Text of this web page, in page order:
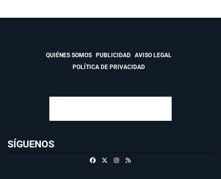
QUIÉNES SOMOS PUBLICIDAD
AVISO LEGAL
POLÍTICA DE PRIVACIDAD
SÍGUENOS
FacebookInstagram